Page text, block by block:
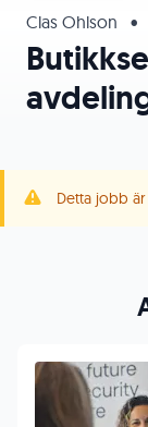
Clas Ohlson •
Detta jobb